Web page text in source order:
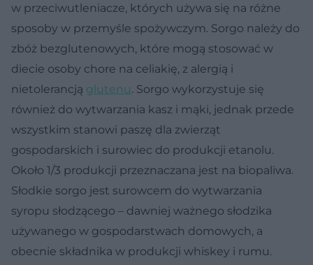
w przeciwutleniacze, których używa się na różne
sposoby w przemyśle spożywczym. Sorgo należy do
zbóż bezglutenowych, które mogą stosować w
diecie osoby chore na celiakię, z alergią i
nietolerancją glutenu. Sorgo wykorzystuje się
również do wytwarzania kasz i mąki, jednak przede
wszystkim stanowi paszę dla zwierząt
gospodarskich i surowiec do produkcji etanolu.
Około 1/3 produkcji przeznaczana jest na biopaliwa.
Słodkie sorgo jest surowcem do wytwarzania
syropu słodzącego – dawniej ważnego słodzika
używanego w gospodarstwach domowych, a
obecnie składnika w produkcji whiskey i rumu.